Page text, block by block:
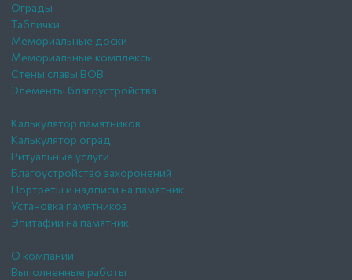
Ограды
Таблички
Мемориальные доски
Мемориальные комплексы
Стены славы ВОВ
Элементы благоустройства
Калькулятор памятников
Калькулятор оград
Ритуальные услуги
Благоустройство захоронений
Портреты и надписи на памятник
Установка памятников
Эпитафии на памятник
О компании
Выполненные работы